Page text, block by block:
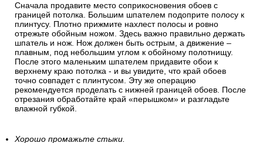
Сначала продавите место соприкосновения обоев с
границей потолка. Большим шпателем подоприте полосу к
плинтусу. Плотно прижмите нахлест полосы и ровно
отрежьте обойным ножом. Здесь важно правильно держать
шпатель и нож. Нож должен быть острым, а движение –
плавным, под небольшим углом к обойному полотнищу.
После этого маленьким шпателем придавите обои к
верхнему краю потолка - и вы увидите, что край обоев
точно совпадет с плинтусом. Эту же операцию
рекомендуется проделать с нижней границей обоев. После
отрезания обработайте край «перышком» и разгладьте
влажной губкой.
Хорошо промажьте стыки.